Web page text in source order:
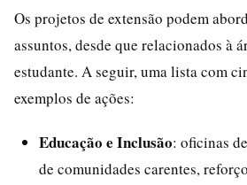
Os projetos de extensão podem
assuntos, desde que relacionados à
estudante. A seguir, uma lista com
exemplos de ações:
Educação e Inclusão: oficinas
de comunidades carentes,